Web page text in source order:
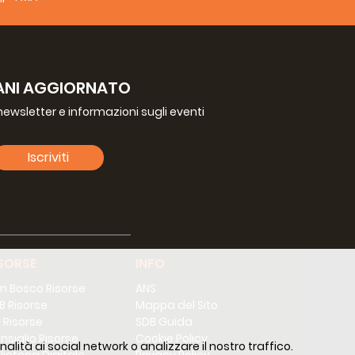
ai social network o analizzare il nostro traffico.
per la formazione. Quando la
il Vescovo di Ndola, Tennis
il personale per nove famiglie.
nostra missione a Chingola ha
sviluppano i loro talenti e
AGGIORNATO
e informazioni sugli eventi
Iscriviti
Risorse
Cookie Policy